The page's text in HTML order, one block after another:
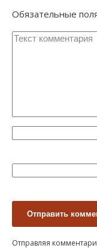
Обязательные
Отправляя